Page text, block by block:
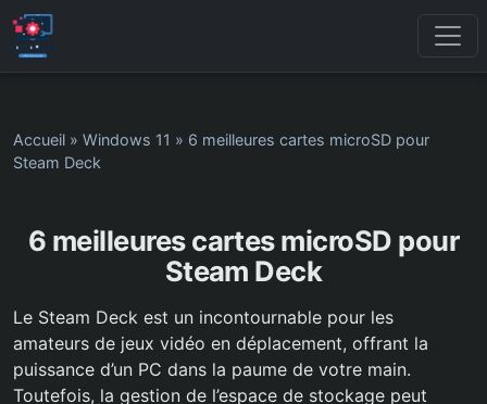
Accueil » Windows 11 » 6 meilleures cartes microSD pour
Steam Deck
6 meilleures cartes microSD pour
Steam Deck
Le Steam Deck est un incontournable pour les
amateurs de jeux vidéo en déplacement, offrant la
puissance d’un PC dans la paume de votre main.
Toutefois, la gestion de l’espace de stockage peut